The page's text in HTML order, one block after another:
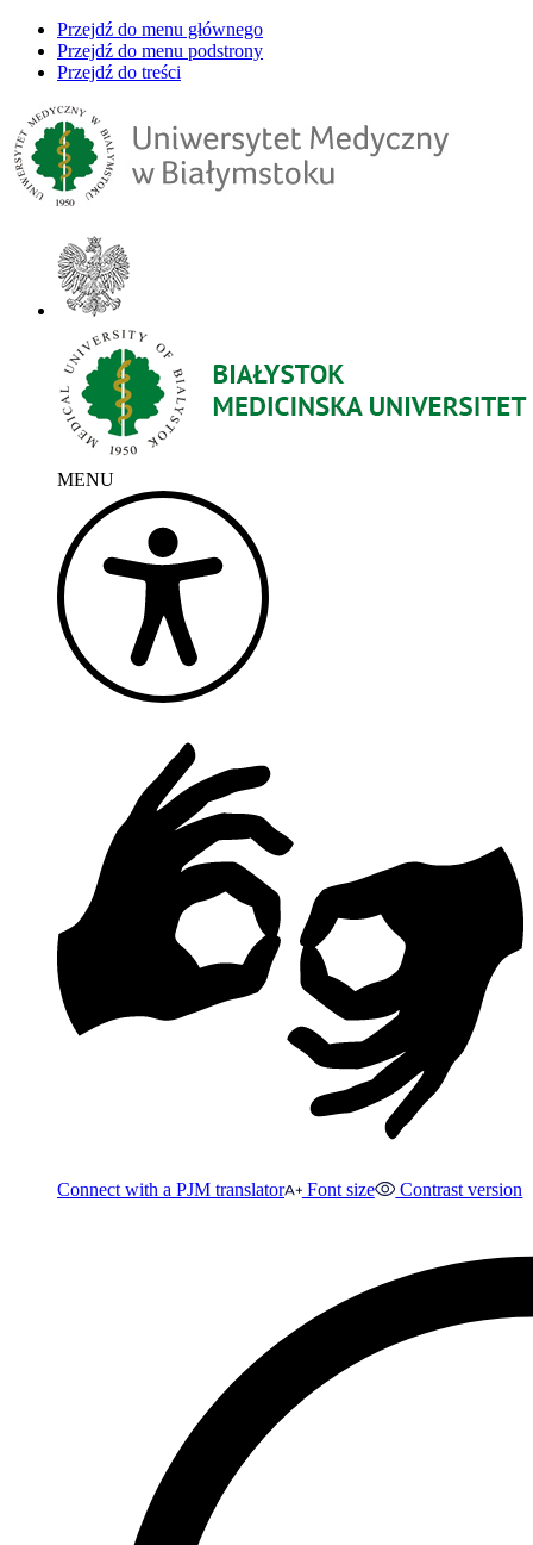
Przejdź do menu głównego
Przejdź do menu podstrony
Przejdź do treści
MENU
Connect with a PJM translator Font size Contrast version